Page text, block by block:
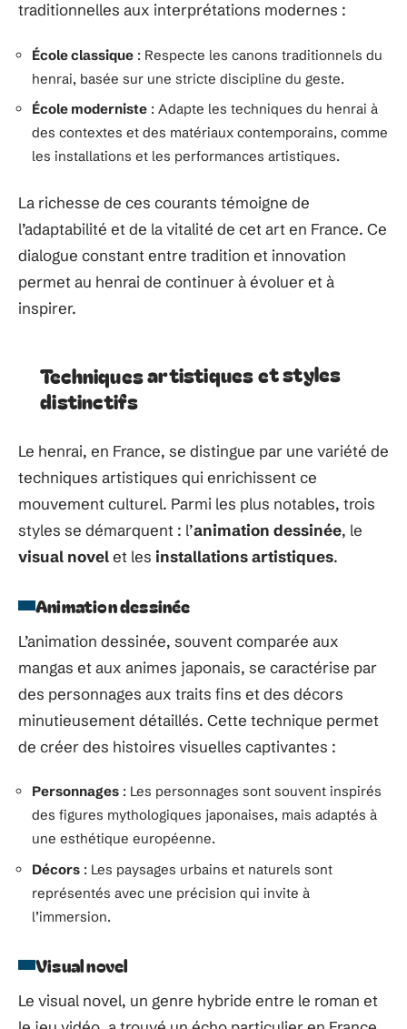
traditionnelles aux interprétations modernes :
École classique : Respecte les canons traditionnels du
henrai, basée sur une stricte discipline du geste.
École moderniste : Adapte les techniques du henrai à
des contextes et des matériaux contemporains, comme
les installations et les performances artistiques.
La richesse de ces courants témoigne de
l’adaptabilité et de la vitalité de cet art en France. Ce
dialogue constant entre tradition et innovation
permet au henrai de continuer à évoluer et à
inspirer.
Techniques artistiques et styles
distinctifs
Le henrai, en France, se distingue par une variété de
techniques artistiques qui enrichissent ce
mouvement culturel. Parmi les plus notables, trois
styles se démarquent : l’animation dessinée, le
visual novelet les installations artistiques.
Animation dessinée
L’animation dessinée, souvent comparée aux
mangas et aux animes japonais, se caractérise par
des personnages aux traits fins et des décors
minutieusement détaillés. Cette technique permet
de créer des histoires visuelles captivantes :
Personnages : Les personnages sont souvent inspirés
des figures mythologiques japonaises, mais adaptés à
une esthétique européenne.
Décors : Les paysages urbains et naturels sont
représentés avec une précision qui invite à
l’immersion.
Visual novel
Le visual novel, un genre hybride entre le roman et